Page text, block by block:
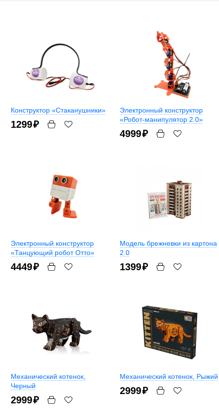
Конструктор «Стаканушники»
1299₽
Электронный конструктор
«Робот-манипулятор 2.0»
4999₽
Электронный конструктор
«Танцующий робот Отто»
4449₽
Модель брежневки из картона
2.0
1399₽
Механический котенок
Черный
2999₽
Механический котенок , Рыжий
2999₽